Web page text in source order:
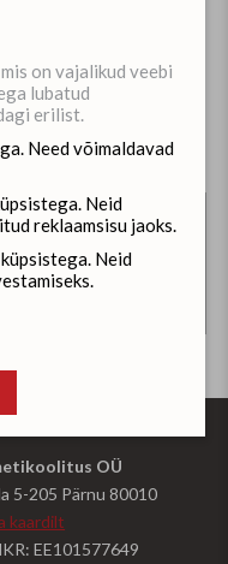
õpiväljundid
OÜ
5-205 Pärnu 80010
kaardilt
EE101577649
on vajalikud veebi
lubatud
erilist.
Need võimaldavad
Neid
reklaamsisu jaoks.
Neid